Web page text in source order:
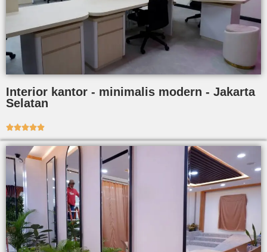
Interior kantor - minimalis modern - Jakarta
Selatan
